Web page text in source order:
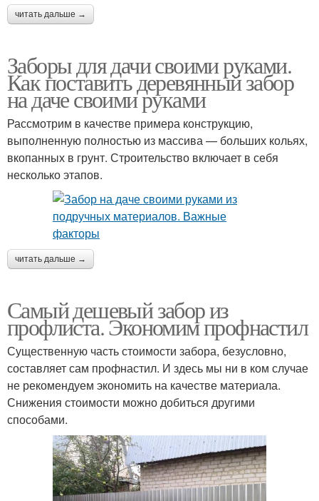
читать дальше →
Заборы для дачи своими руками.
Как поставить деревянный забор
на даче своими руками
Рассмотрим в качестве примера конструкцию,
выполненную полностью из массива — больших кольях,
вкопанных в грунт. Строительство включает в себя
несколько этапов.
читать дальше →
Самый дешевый забор из
профлиста. Экономим профнастил
Существенную часть стоимости забора, безусловно,
составляет сам профнастил. И здесь мы ни в ком случае
не рекомендуем экономить на качестве материала.
Снижения стоимости можно добиться другими
способами.